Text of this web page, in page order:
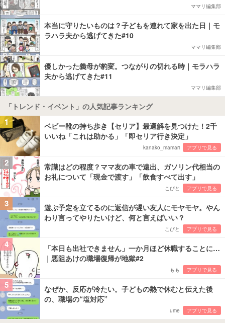
ママリ編集部
本当に守りたいものは？子どもを連れて家を出た日｜モ
ラハラ夫から逃げてきた#10
ママリ編集部
優しかった義母が豹変。つながりの切れる時｜モラハラ
夫から逃げてきた#11
ママリ編集部
「トレンド・イベント」の人気記事ランキング
1
ベビー靴の持ち歩き【セリア】最適解を見つけた！2千
いいね「これは助かる」「即セリア行き決定」
kanako_mamari アプリで見る
2
常識はどの程度？ママ友の車で遠出、ガソリン代相当の
お礼について「現金で渡す」「飲食すべて出す」
こびと アプリで見る
3
遊ぶ予定を立てるのに返信が遅い友人にモヤモヤ。やん
わり言ってやりたいけど、何と言えばいい？
こびと アプリで見る
4
「本日も出社できません」一か月ほど休職することに…
｜悪阻あけの職場復帰が地獄#2
もも アプリで見る
5
なぜか、反応が冷たい。子どもの熱で休むと伝えた後
の、職場の“塩対応”
ume アプリで見る